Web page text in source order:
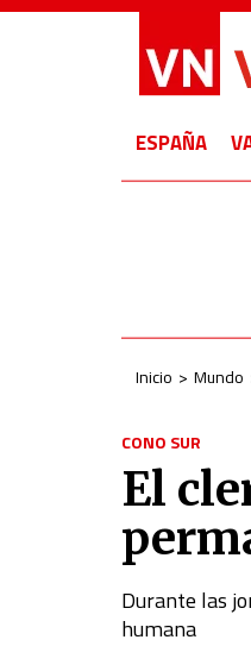
ESPAÑA
Inicio Mundo
CONO SUR
El
Durante las
humana